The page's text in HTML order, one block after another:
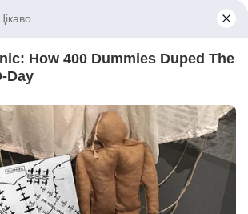
WordPress|Тема:Newsesза